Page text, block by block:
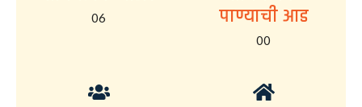
06
पाण्याची आड
00